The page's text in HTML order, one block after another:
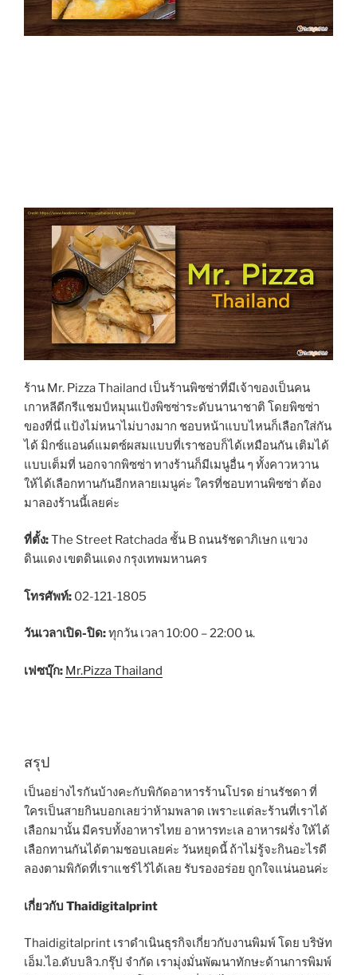
ร้าน Mr. Pizza Thailand เป็นร้านพิซซ่าที่มีเจ้าของเป็นคน
เกาหลีดีกรีแชมป์หมุนแป้งพิซซ่าระดับนานาชาติ โดยพิซซ่า
ของที่นี่ แป้งไม่หนาไม่บางมาก ชอบหน้าแบบไหนก็เลือกใส่กัน
ได้ มิกซ์แอนด์แมตซ์ผสมแบบที่เราชอบก็ได้เหมือนกัน เติมได้
แบบเต็มที่ นอกจากพิซซ่า ทางร้านก็มีเมนูอื่น ๆ ทั้งคาวหวาน
ให้ได้เลือกทานกันอีกหลายเมนูค่ะ ใครที่ชอบทานพิซซ่า ต้อง
มาลองร้านนี้เลยค่ะ
ที่ตั้ง:The Street Ratchada ชั้น B ถนนรัชดาภิเษก แขวง
ดินแดง เขตดินแดง กรุงเทพมหานคร
โทรศัพท์: 02-121-1805
วันเวลาเปิด-ปิด:ทุกวัน เวลา 10:00 – 22:00 น.
เฟซบุ๊ก: Mr.Pizza Thailand
สรุป
เป็นอย่างไรกันบ้างคะกับพิกัดอาหารร้านโปรด ย่านรัชดา ที่
ใครเป็นสายกินบอกเลยว่าห้ามพลาด เพราะแต่ละร้านที่เราได้
เลือกมานั้น มีครบทั้งอาหารไทย อาหารทะเล อาหารฝรั่ง ให้ได้
เลือกทานกันได้ตามชอบเลยค่ะ วันหยุดนี้ ถ้าไม่รู้จะกินอะไรดี
ลองตามพิกัดที่เราแชร์ไว้ได้เลย รับรองอร่อย ถูกใจแน่นอนค่ะ
เกี่ยวกับ Thaidigitalprint
Thaidigitalprint เราดำเนินธุรกิจเกี่ยวกับงานพิมพ์ โดย บริษัท
เอ็ม.ไอ.ดับบลิว.กรุ๊ป จำกัด เรามุ่งมั่นพัฒนาทักษะด้านการพิมพ์